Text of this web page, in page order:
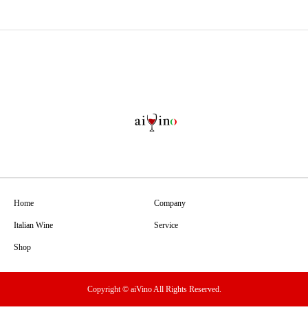
Home Company
Italian Wine Service
Shop
Copyright © aiVino All Rights Reserved.